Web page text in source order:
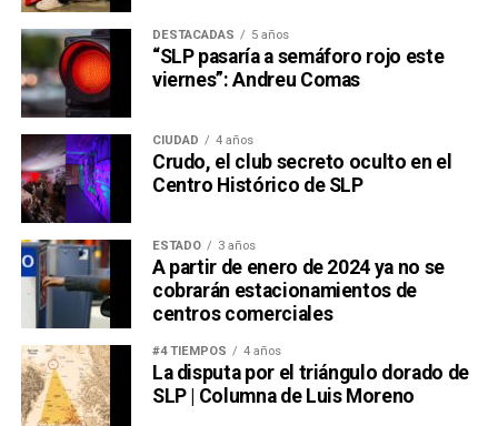
DESTACADAS 5 años
“SLP pasaría a semáforo rojo este
viernes”: Andreu Comas
CIUDAD 4 años
Crudo, el club secreto oculto en el
Centro Histórico de SLP
ESTADO 3 años
A partir de enero de 2024 ya no se
cobrarán estacionamientos de
centros comerciales
#4 TIEMPOS 4 años
La disputa por el triángulo dorado de
SLP | Columna de Luis Moreno